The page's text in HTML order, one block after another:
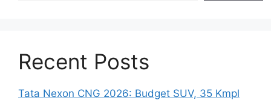
Recent Posts
Tata Nexon CNG 2026: Budget SUV, 35 Kmpl